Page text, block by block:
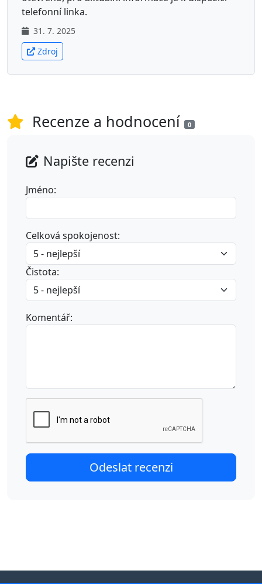
telefonní linka.
31. 7. 2025
Zdroj
Recenze a hodnocení 0
Napište recenzi
Jméno:
Celková spokojenost:
Čistota:
Komentář: